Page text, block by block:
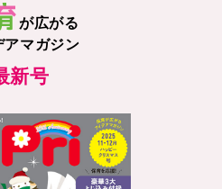
が広がる
アマガジン
新号